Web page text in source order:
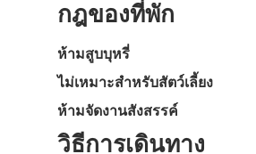
กฎของที่พัก
ห้ามสูบบุหรี่
ไม่เหมาะสำหรับสัตว์เลี้ยง
ห้ามจัดงานสังสรรค์
วิธีการเดินทาง